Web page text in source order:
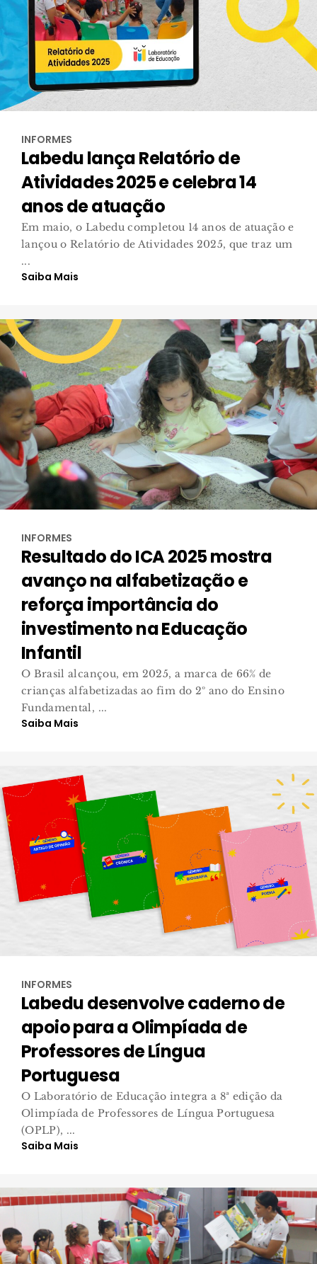
INFORMES
Labedu lança Relatório de
Atividades 2025 e celebra 14
anos de atuação
Em maio, o Labedu completou 14 anos de atuação e
lançou o Relatório de Atividades 2025, que traz um
...
Saiba Mais
INFORMES
Resultado do ICA 2025 mostra
avanço na alfabetização e
reforça importância do
investimento na Educação
Infantil
O Brasil alcançou, em 2025, a marca de 66% de
crianças alfabetizadas ao fim do 2º ano do Ensino
Fundamental, ...
Saiba Mais
INFORMES
Labedu desenvolve caderno de
apoio para a Olimpíada de
Professores de Língua
Portuguesa
O Laboratório de Educação integra a 8ª edição da
Olimpíada de Professores de Língua Portuguesa
(OPLP), ...
Saiba Mais